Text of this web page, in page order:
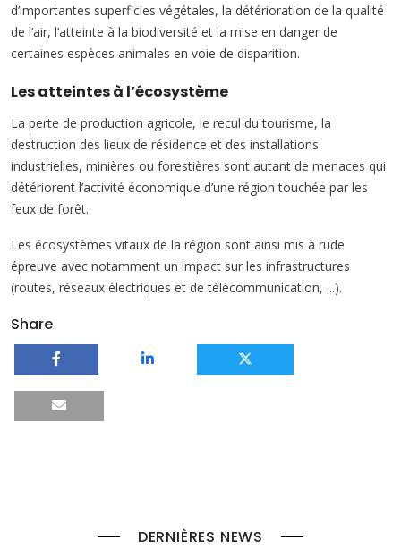
d’importantes superficies végétales, la détérioration de la qualité
de l’air, l’atteinte à la biodiversité et la mise en danger de
certaines espèces animales en voie de disparition.
Les atteintes à l’écosystème
La perte de production agricole, le recul du tourisme, la
destruction des lieux de résidence et des installations
industrielles, minières ou forestières sont autant de menaces qui
détériorent l’activité économique d’une région touchée par les
feux de forêt.
Les écosystèmes vitaux de la région sont ainsi mis à rude
épreuve avec notamment un impact sur les infrastructures
(routes, réseaux électriques et de télécommunication, ...).
Share
DERNIÈRES NEWS